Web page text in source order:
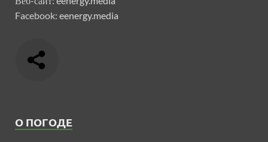
Facebook: eenergy.media
О ПОГОДЕ